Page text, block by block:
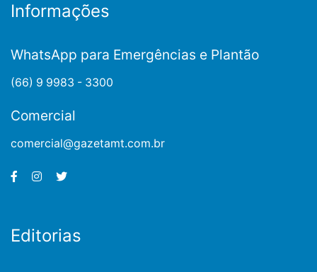
Informações
WhatsApp para Emergências e Plantão
(66) 9 9983 - 3300
Comercial
comercial@gazetamt.com.br
Editorias